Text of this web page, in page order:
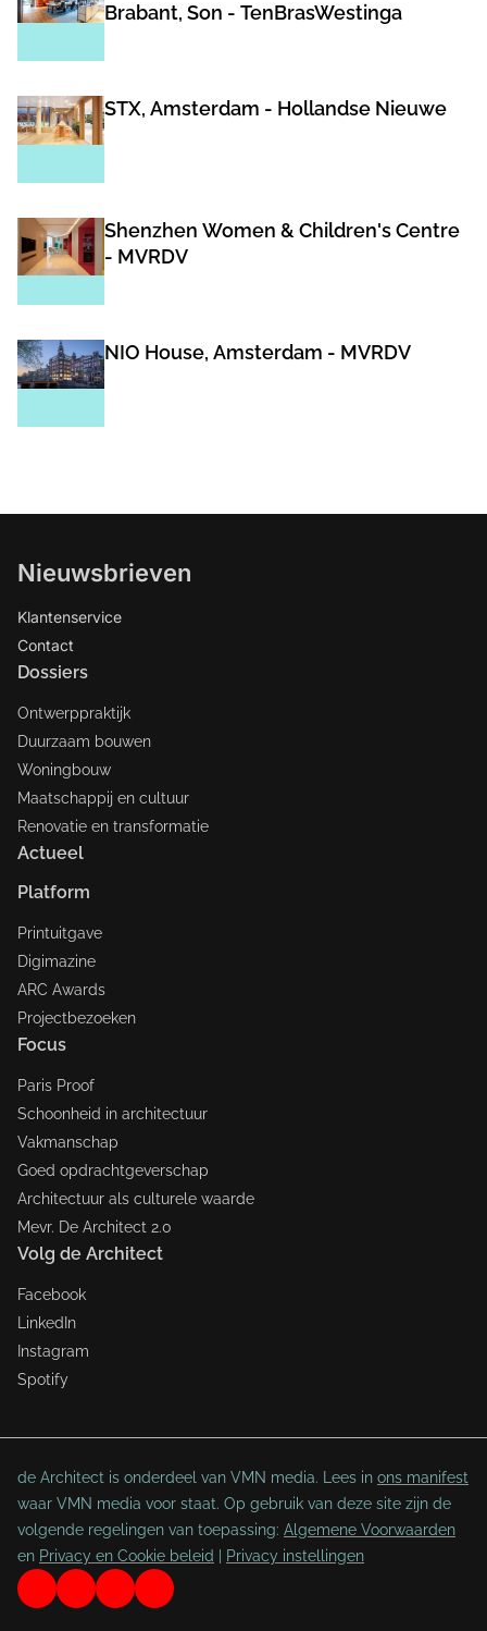
Brabant, Son - TenBrasWestinga
STX, Amsterdam - Hollandse Nieuwe
Shenzhen Women & Children's Centre
- MVRDV
NIO House, Amsterdam - MVRDV
Nieuwsbrieven
Klantenservice
Contact
Dossiers
Ontwerppraktijk
Duurzaam bouwen
Woningbouw
Maatschappij en cultuur
Renovatie en transformatie
Actueel
Platform
Printuitgave
Digimazine
ARC Awards
Projectbezoeken
Focus
Paris Proof
Schoonheid in architectuur
Vakmanschap
Goed opdrachtgeverschap
Architectuur als culturele waarde
Mevr. De Architect 2.0
Volg de Architect
Facebook
LinkedIn
Instagram
Spotify
de Architect is onderdeel van VMN media. Lees in ons manifest
waar VMN media voor staat. Op gebruik van deze site zijn de
volgende regelingen van toepassing: Algemene Voorwaarden
en Privacy en Cookie beleid Privacy instellingen